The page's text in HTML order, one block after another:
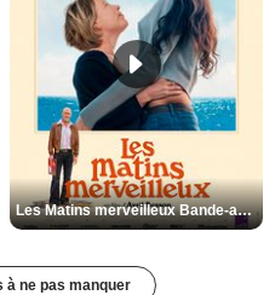
Les Matins merveilleux Bande-annonce VF
à ne pas manquer